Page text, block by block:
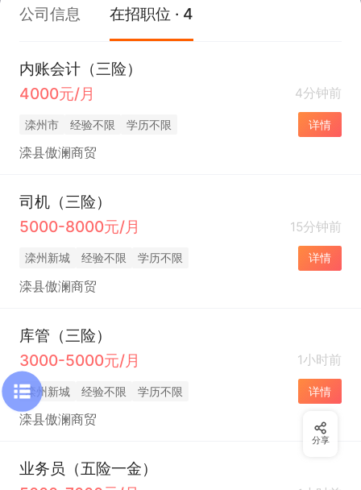
公司信息 在招职位 · 4
内账会计（三险）
4000元/月
4分钟前
滦州市 经验不限 学历不限 详情
滦县傲澜商贸
司机（三险）
5000-8000元/月
15分钟前
滦州新城 经验不限 学历不限 详情
滦县傲澜商贸
库管（三险）
3000-5000元/月
1小时前
滦州新城 经验不限 学历不限 详情
滦县傲澜商贸
业务员（五险一金）
分享